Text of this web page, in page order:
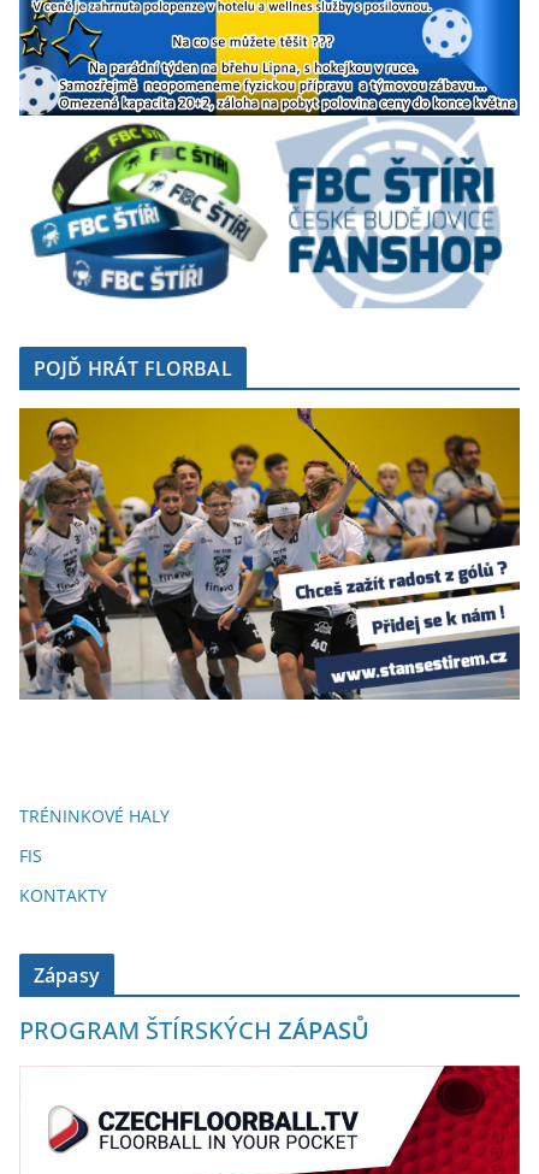
POJĎ HRÁT FLORBAL
TRÉNINKOVÉ HALY
FIS
KONTAKTY
Zápasy
PROGRAM ŠTÍRSKÝCH ZÁPASŮ